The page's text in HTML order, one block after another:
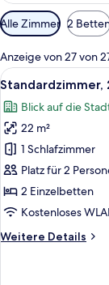
Verfügbare
Filter
für
Zimmer
Alle Zimmer 2
Anzeige von 27 von
Alle
Fotos
für
2 Einzelbetten,
Stadtblick
anzeigen
6
Blick auf die
22 m²
1 Schlafzimmer
Platz für 2
2 Einzelbetten
Kostenloses
Weitere Details
Weitere